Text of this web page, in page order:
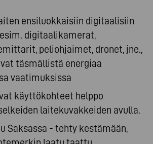
ensiluokkaisiin digitaalisiin
digitaalikamerat,
peliohjaimet, dronet, jne.,
täsmällistä energiaa
vaatimuksissa
käyttökohteet helppo
laitekuvakkeiden avulla.
Saksassa - tehty kestämään,